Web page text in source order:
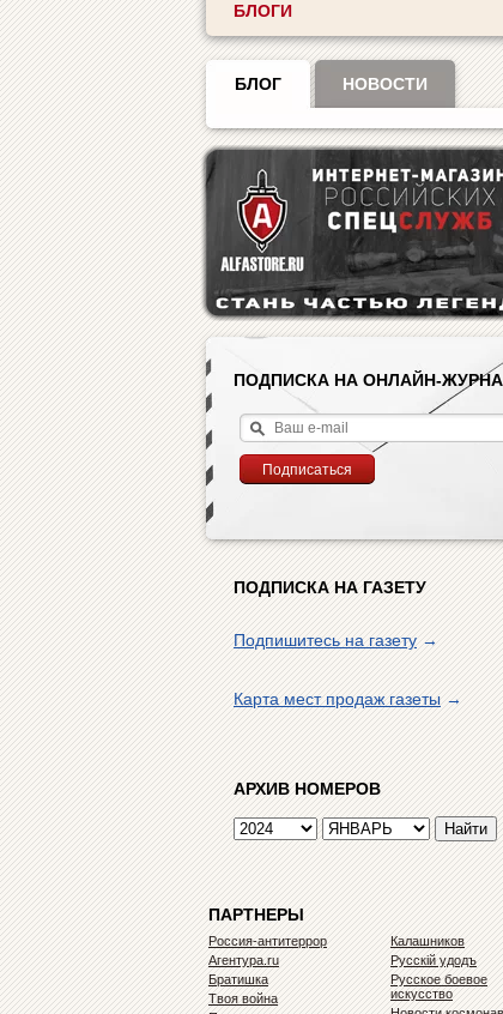
БЛОГИ
БЛОГ НОВОСТИ
ПОДПИСКА НА ОНЛАЙН-
ПОДПИСКА НА ГАЗЕТУ
Подпишитесь на газету→
Карта мест продаж газеты→
АРХИВ НОМЕРОВ
ПАРТНЕРЫ
Россия-антитеррор
Агентура.ru
Братишка
Твоя война
Калашников
Русскiй удодъ
Русское боевое
искусство